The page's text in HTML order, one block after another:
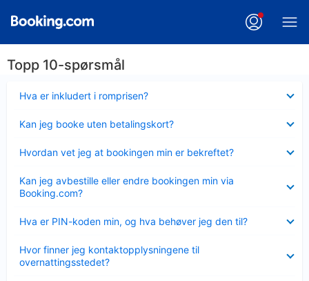
Topp 10-spørsmål
Hva er inkludert i romprisen?
mindre
Kan jeg booke uten betalingskort?
mindre
Hvordan vet jeg at bookingen min er bekreftet?
mindre
Kan jeg avbestille eller endre bookingen min via
Booking.com?
mindre
Hva er PIN-koden min, og hva behøver jeg den til?
mindre
Hvor finner jeg kontaktopplysningene til
overnattingsstedet?
mindre